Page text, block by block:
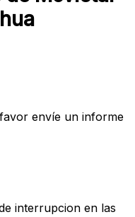
envíe un informe
interrupcion en las